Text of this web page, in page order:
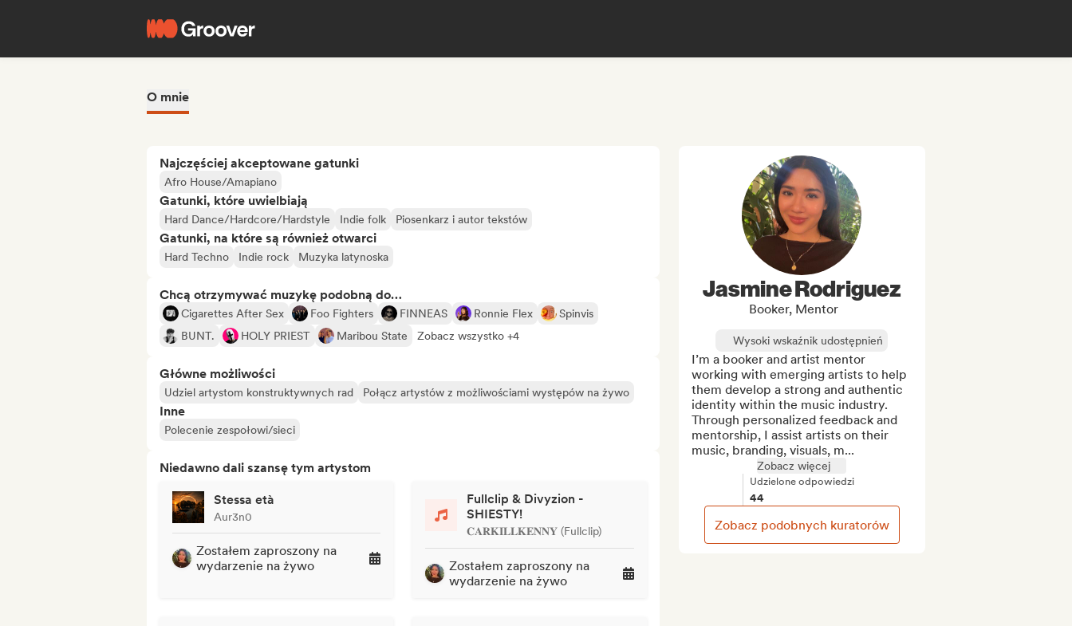
O mnie
Najczęściej akceptowane gatunki
Afro House/Amapiano
Gatunki, które uwielbiają
Hard Dance/Hardcore/Hardstyle Indie folk Piosenkarz i autor tekstów
Gatunki, na które są również otwarci
Hard Techno Indie rock Muzyka latynoska
Chcą otrzymywać muzykę podobną do…
Cigarettes After Sex Foo Fighters FINNEAS Ronnie Flex
Spinvis
BUNT.
HOLY PRIEST Maribou State Zobacz wszystko +4
Główne możliwości
Udziel artystom konstruktywnych rad Połącz artystów z możliwościami występów na żywo
Inne
Polecenie zespołowi/sieci
Niedawno dali szansę tym artystom
Stessa età
Aur3n0
Zostałem zaproszony na
wydarzenie na żywo
Fullclip & Divyzion -
SHIESTY!
𝐂𝐀𝐑𝐊𝐈𝐋𝐋𝐊𝐄𝐍𝐍𝐘 (Fullclip)
Zostałem zaproszony na
wydarzenie na żywo
Jasmine Rodriguez
Booker, Mentor
Wysoki wskaźnik udostępnień
I’m a booker and artist mentor
working with emerging artists to help
them develop a strong and authentic
identity within the music industry.
Through personalized feedback and
mentorship, I assist artists on their
music, branding, visuals, m...
Zobacz więcej
Udzielone odpowiedzi
44
Zobacz podobnych kuratorów